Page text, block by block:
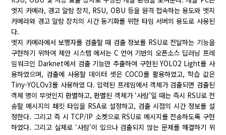
엣지 카메라, 경고 알람 장치, RSU, OBU 등을 원격 접속하는 용도와 엣지
카메라와 경고 알람 장치의 시간 동기화를 위한 타임 서버의 용도로 사용된
다.
엣지 카메라에서 보행자를 검출할 때 검출 정보를 RSU로 전달하는 기능을
구현하기 위하여 제안 시스템 에서는 C 언어 기반의 오픈소스 딥러닝 프레
임워크인 Darknet에서 검출 기능만 추출하여 구현된 YOLO2 Light를 사
용하였으며, 검출에 사용할 데이터 셋은 COCO를 활용하였고, 학습 값은
Tiny-YOLOv3를 사용하였 다. 입력된 프레임에서 객체가 검출되면 검출된
객체 명이 무엇인지 판별하고, 판별된 객체가 ‘사람’일 때는 즉시 RSU로 전
송할 메시지의 패킷 타입을 RSA로 설정하고, 검출 시점의 시간 정보를 설
정한다. 그리고 즉 시 TCP/IP 소켓으로 RSU로 메시지를 전송하도록 구현
하였다. 그리고 실제로 ‘사람’이 있으나 검출되지 않는 문제를 해결하기 위